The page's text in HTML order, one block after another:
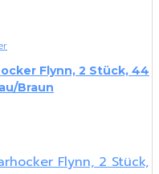
Flynn, 2 Stück, 44
Braun